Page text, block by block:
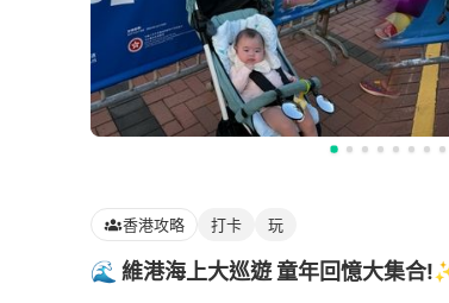
香港攻略 打卡 玩
🌊 維港海上大巡遊 童年回憶大集合